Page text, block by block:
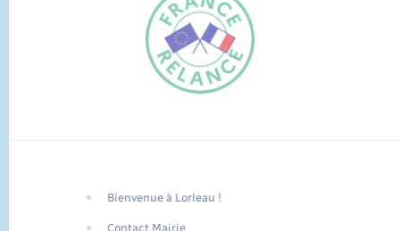
FR
Bienvenue à Lorleau !
Contact Mairie